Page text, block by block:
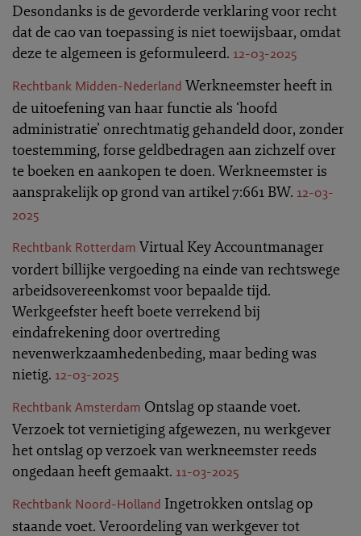
Desondanks is de gevorderde verklaring voor recht
dat de cao van toepassing is niet toewijsbaar, omdat
deze te algemeen is geformuleerd. 12-03-2025
Rechtbank Midden-Nederland Werkneemster heeft in
de uitoefening van haar functie als ‘hoofd
administratie’ onrechtmatig gehandeld door, zonder
toestemming, forse geldbedragen aan zichzelf over
te boeken en aankopen te doen. Werkneemster is
aansprakelijk op grond van artikel 7:661 BW. 12-03-
2025
Rechtbank Rotterdam Virtual Key Accountmanager
vordert billijke vergoeding na einde van rechtswege
arbeidsovereenkomst voor bepaalde tijd.
Werkgeefster heeft boete verrekend bij
eindafrekening door overtreding
nevenwerkzaamhedenbeding, maar beding was
nietig. 12-03-2025
Rechtbank Amsterdam Ontslag op staande voet.
Verzoek tot vernietiging afgewezen, nu werkgever
het ontslag op verzoek van werkneemster reeds
ongedaan heeft gemaakt. 11-03-2025
Rechtbank Noord-Holland Ingetrokken ontslag op
staande voet. Veroordeling van werkgever tot